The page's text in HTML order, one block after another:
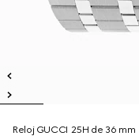
Reloj GUCCI 25H de 36 mm